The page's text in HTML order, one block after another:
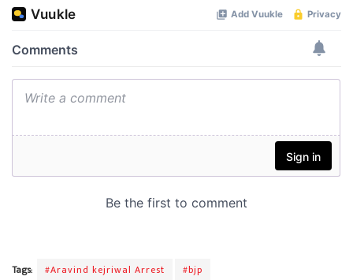
Tags: #Aravind kejriwal Arrest
#bjp